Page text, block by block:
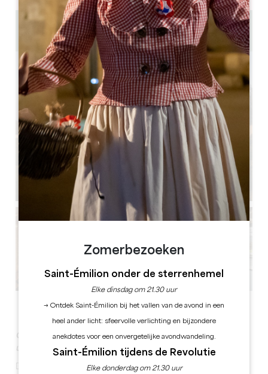
Alle foto's bekijken
Organiseer uw vergaderingen en seminars in een
uitzonderlijke omgeving
Dit pand ligt in Saint Emilion, dat op de
6 km
Zomerbezoeken
Saint-Émilion onder de sterrenhemel
Elke dinsdag om 21.30 uur
→ Ontdek Saint-Émilion bij het vallen van de avond in een
heel ander licht: sfeervolle verlichting en bijzondere
anekdotes voor een onvergetelijke avondwandeling.
Saint-Émilion tijdens de Revolutie
Elke donderdag om 21.30 uur